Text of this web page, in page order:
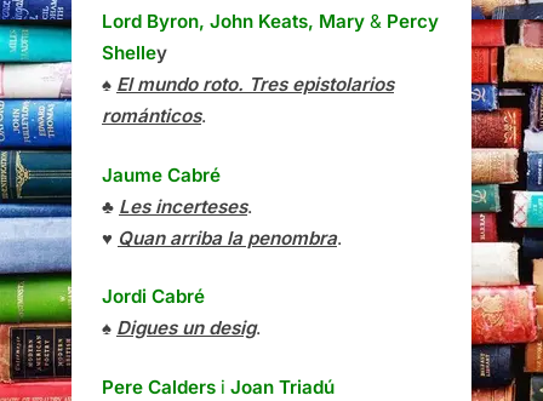
Lord Byron, John Keats, Mary & Percy
Shelley
♠ El mundo roto. Tres epistolarios
románticos.
Jaume Cabré
♣ Les incerteses.
♥ Quan arriba la penombra.
Jordi Cabré
♠ Digues un desig.
Pere Calders i Joan Triadú